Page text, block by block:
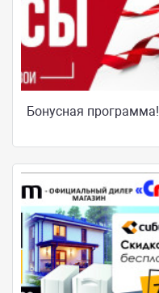
Бонусная программа!